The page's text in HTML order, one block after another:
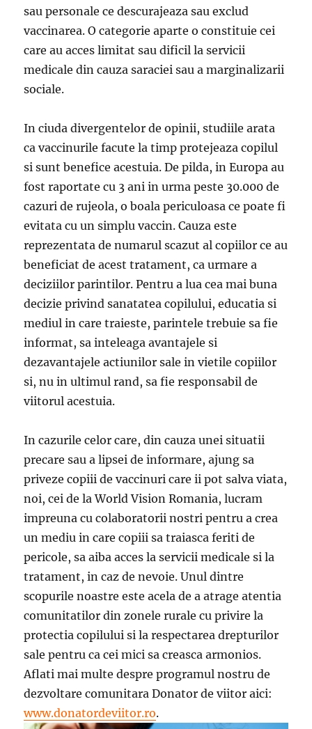
sau personale ce descurajeaza sau exclud
vaccinarea. O categorie aparte o constituie cei
care au acces limitat sau dificil la servicii
medicale din cauza saraciei sau a marginalizarii
sociale.
In ciuda divergentelor de opinii, studiile arata
ca vaccinurile facute la timp protejeaza copilul
si sunt benefice acestuia. De pilda, in Europa au
fost raportate cu 3 ani in urma peste 30.000 de
cazuri de rujeola, o boala periculoasa ce poate fi
evitata cu un simplu vaccin. Cauza este
reprezentata de numarul scazut al copiilor ce au
beneficiat de acest tratament, ca urmare a
deciziilor parintilor. Pentru a lua cea mai buna
decizie privind sanatatea copilului, educatia si
mediul in care traieste, parintele trebuie sa fie
informat, sa inteleaga avantajele si
dezavantajele actiunilor sale in vietile copiilor
si, nu in ultimul rand, sa fie responsabil de
viitorul acestuia.
In cazurile celor care, din cauza unei situatii
precare sau a lipsei de informare, ajung sa
priveze copiii de vaccinuri care ii pot salva viata,
noi, cei de la World Vision Romania, lucram
impreuna cu colaboratorii nostri pentru a crea
un mediu in care copiii sa traiasca feriti de
pericole, sa aiba acces la servicii medicale si la
tratament, in caz de nevoie. Unul dintre
scopurile noastre este acela de a atrage atentia
comunitatilor din zonele rurale cu privire la
protectia copilului si la respectarea drepturilor
sale pentru ca cei mici sa creasca armonios.
Aflati mai multe despre programul nostru de
dezvoltare comunitara Donator de viitor aici:
www.donatordeviitor.ro.